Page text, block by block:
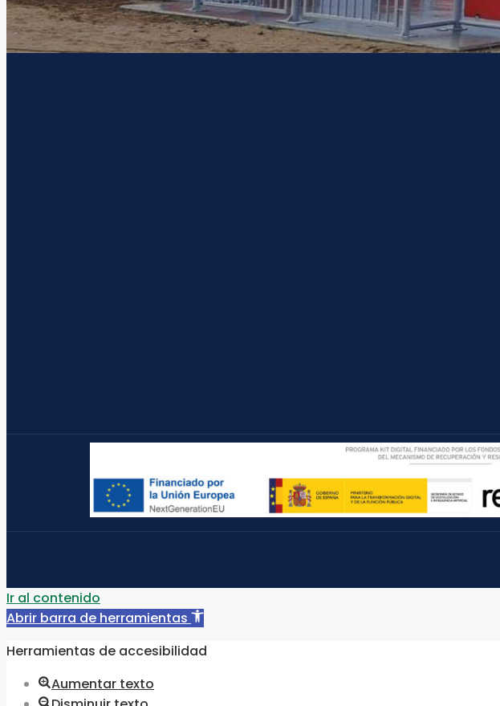
Ir al contenido
Abrir barra de herramientas
Herramientas de accesibilidad
Aumentar texto